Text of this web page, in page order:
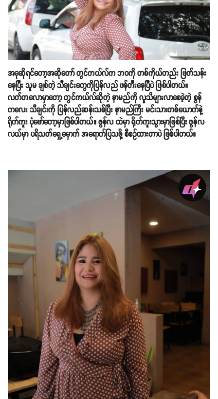
အခုဆိုရင်တော့အဆိုတော် တွင်ကယ်လ်က ဘဝကို တစ်ကိုယ်တည်း ဖြတ်သန်း
နေပြီး သူမ ချစ်တဲ့ သီချင်းတွေကိုပြန်လည် ဖန်တီးနေပြီပဲ ဖြစ်ပါတယ်။
လတ်တလောမှာတော့ တွင်ကယ်လ်ဆိုတဲ့ နာမည်ကို လူသိများ‌လာစေခဲ့တဲ့ စွန်
ကလေး သီချင်းကို ပြန်လည်ဆန်းသစ်ပြီး နာမည်ကြီး မင်းသားတစ်ယောက်နဲ့
ရိုက်ကူး ပုံဖော်တော့မှာဖြစ်ပါတယ်။ ဇွန်လ ထဲမှာ ရိုက်ကူးသွားမှာဖြစ်ပြီး ဇွန်လ
လယ်မှာ ပရိသတ်ရှေ့မှောက် အရောက်ပြသဖို့ စီစဥ်ထားတာပဲ ဖြစ်ပါတယ်။